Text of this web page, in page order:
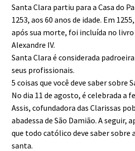
Santa Clara partiu para a Casa do
1253, aos 60 anos de idade. Em
após sua morte, foi incluída no
Alexandre IV.
Santa Clara é considerada
seus profissionais.
5 coisas que você deve saber sobre
No dia 11 de agosto, é celebrada a
Assis, cofundadora das Clarissas
abadessa de São Damião. A seguir,
que todo católico deve saber sobre
santa.